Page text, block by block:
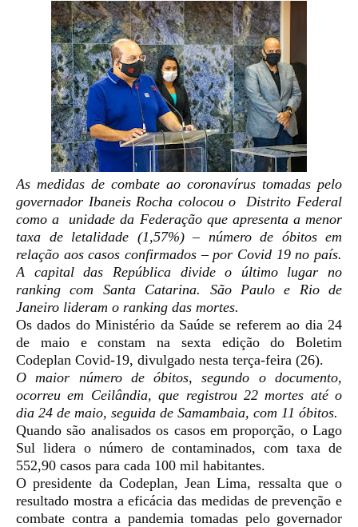
As medidas de combate ao coronavírus tomadas pelo
governador Ibaneis Rocha colocou o Distrito Federal
como a unidade da Federação que apresenta a menor
taxa de letalidade (1,57%) – número de óbitos em
relação aos casos confirmados – por Covid 19 no país.
A capital das República divide o último lugar no
ranking com Santa Catarina. São Paulo e Rio de
Janeiro lideram o ranking das mortes.
Os dados do Ministério da Saúde se referem ao dia 24
de maio e constam na sexta edição do Boletim
Codeplan Covid-19, divulgado nesta terça-feira (26).
O maior número de óbitos, segundo o documento,
ocorreu em Ceilândia, que registrou 22 mortes até o
dia 24 de maio, seguida de Samambaia, com 11 óbitos.
Quando são analisados os casos em proporção, o Lago
Sul lidera o número de contaminados, com taxa de
552,90 casos para cada 100 mil habitantes.
O presidente da Codeplan, Jean Lima, ressalta que o
resultado mostra a eficácia das medidas de prevenção e
combate contra a pandemia tomadas pelo governador